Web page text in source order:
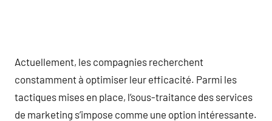
Actuellement, les compagnies recherchent
constamment à optimiser leur efficacité. Parmi les
tactiques mises en place, l’sous-traitance des services
de marketing s’impose comme une option intéressante.